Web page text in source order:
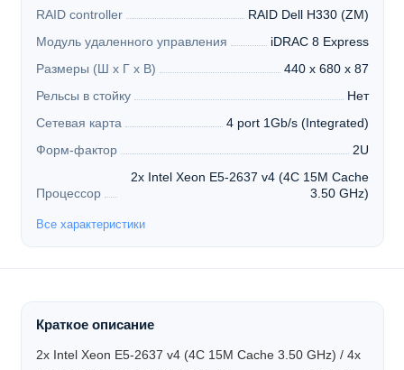
RAID controller
RAID Dell H330 (ZM)
Модуль удаленного управления
iDRAC 8 Express
Размеры (Ш х Г х В)
440 x 680 x 87
Рельсы в стойку
Нет
Сетевая карта
4 port 1Gb/s (Integrated)
Форм-фактор
2U
Процессор
2x Intel Xeon E5-2637 v4 (4C 15M Cache
3.50 GHz)
Все характеристики
Краткое описание
2x Intel Xeon E5-2637 v4 (4C 15M Cache 3.50 GHz) / 4x